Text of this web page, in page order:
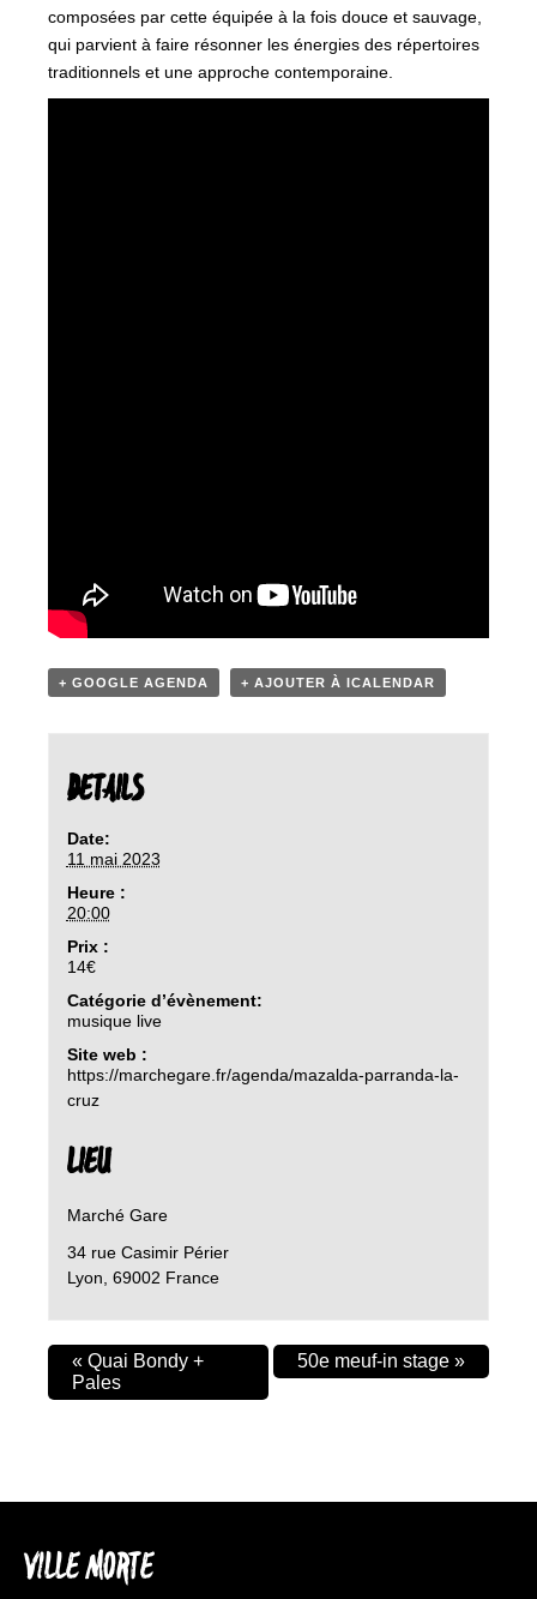
composées par cette équipée à la fois douce et sauvage,
qui parvient à faire résonner les énergies des répertoires
traditionnels et une approche contemporaine.
+ GOOGLE AGENDA + AJOUTER À ICALENDAR
DETAILS
Date:
11 mai 2023
Heure :
20:00
Prix :
14€
Catégorie d’évènement:
musique live
Site web :
https://marchegare.fr/agenda/mazalda-parranda-la-
cruz
LIEU
Marché Gare
34 rue Casimir Périer
Lyon 69002 France
« Quai Bondy +
Pales
50e meuf-in stage »
VILLE MORTE